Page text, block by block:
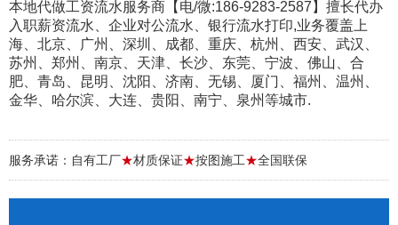
本地代做工资流水服务商【电/微:186-9283-2587】擅长代办
入职薪资流水、企业对公流水、银行流水打印,业务覆盖上
海、北京、广州、深圳、成都、重庆、杭州、西安、武汉、
苏州、郑州、南京、天津、长沙、东莞、宁波、佛山、合
肥、青岛、昆明、沈阳、济南、无锡、厦门、福州、温州、
金华、哈尔滨、大连、贵阳、南宁、泉州等城市.
服务承诺：自有工厂★材质保证★按图施工★全国联保